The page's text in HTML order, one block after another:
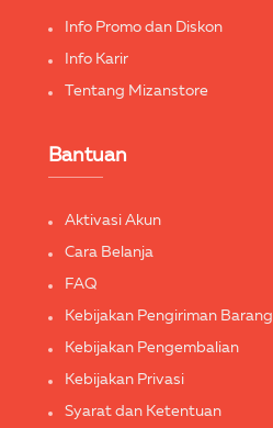
Info Promo dan Diskon
Info Karir
Tentang Mizanstore
Bantuan
Aktivasi Akun
Cara Belanja
FAQ
Kebijakan Pengiriman Barang
Kebijakan Pengembalian
Kebijakan Privasi
Syarat dan Ketentuan